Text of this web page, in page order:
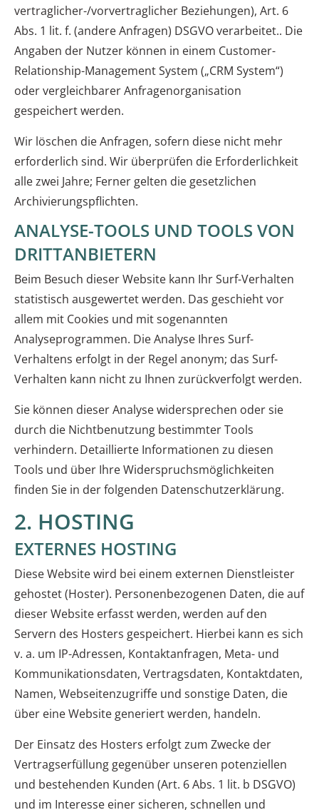
vertraglicher-/vorvertraglicher Beziehungen), Art. 6
Abs. 1 lit. f. (andere Anfragen) DSGVO verarbeitet.. Die
Angaben der Nutzer können in einem Customer-
Relationship-Management System („CRM System“)
oder vergleichbarer Anfragenorganisation
gespeichert werden.
Wir löschen die Anfragen, sofern diese nicht mehr
erforderlich sind. Wir überprüfen die Erforderlichkeit
alle zwei Jahre; Ferner gelten die gesetzlichen
Archivierungspflichten.
ANALYSE-TOOLS UND TOOLS VON
DRITTANBIETERN
Beim Besuch dieser Website kann Ihr Surf-Verhalten
statistisch ausgewertet werden. Das geschieht vor
allem mit Cookies und mit sogenannten
Analyseprogrammen. Die Analyse Ihres Surf-
Verhaltens erfolgt in der Regel anonym; das Surf-
Verhalten kann nicht zu Ihnen zurückverfolgt werden.
Sie können dieser Analyse widersprechen oder sie
durch die Nichtbenutzung bestimmter Tools
verhindern. Detaillierte Informationen zu diesen
Tools und über Ihre Widerspruchsmöglichkeiten
finden Sie in der folgenden Datenschutzerklärung.
2. HOSTING
EXTERNES HOSTING
Diese Website wird bei einem externen Dienstleister
gehostet (Hoster). Personenbezogenen Daten, die auf
dieser Website erfasst werden, werden auf den
Servern des Hosters gespeichert. Hierbei kann es sich
v. a. um IP-Adressen, Kontaktanfragen, Meta- und
Kommunikationsdaten, Vertragsdaten, Kontaktdaten,
Namen, Webseitenzugriffe und sonstige Daten, die
über eine Website generiert werden, handeln.
Der Einsatz des Hosters erfolgt zum Zwecke der
Vertragserfüllung gegenüber unseren potenziellen
und bestehenden Kunden (Art. 6 Abs. 1 lit. b DSGVO)
und im Interesse einer sicheren, schnellen und